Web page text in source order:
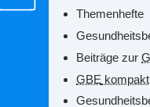
Themenhefte
Beiträge zur
GBE kompakt